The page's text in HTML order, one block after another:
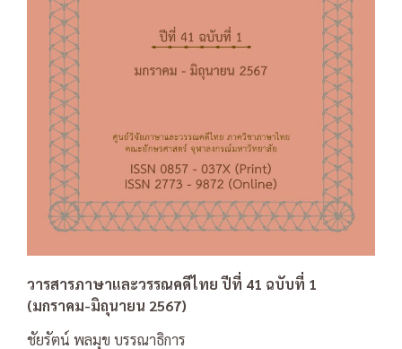
วารสารภาษาและวรรณคดีไทย ปีที่ 41 ฉบับที่ 1
(มกราคม-มิถุนายน 2567)
ชัยรัตน์ พลมุข บรรณาธิการ